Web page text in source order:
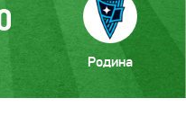
Родина